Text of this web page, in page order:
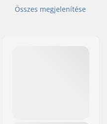
Összes megjelenítése